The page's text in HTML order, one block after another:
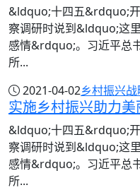
&ldquo;十四五&rdquo;
察调研时说到&ldquo;这
感情&rdquo;。习近平总
所...
2021-04-02乡村振兴
实施乡村振兴助力
&ldquo;十四五&rdquo;
察调研时说到&ldquo;这
感情&rdquo;。习近平总
所...